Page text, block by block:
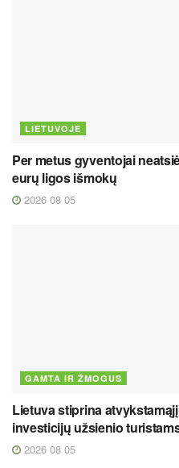
LIETUVOJE
Per metus gyventojai
eurų ligos išmokų
2026 08 05
GAMTA IR ŽMOGUS
Lietuva stiprina
investicijų užsienio
2026 08 05